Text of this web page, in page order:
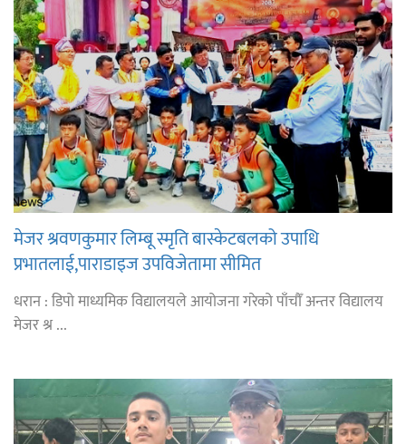
मेजर श्रवणकुमार लिम्बू स्मृति बास्केटबलको उपाधि
प्रभातलाई,पाराडाइज उपविजेतामा सीमित
धरान : डिपो माध्यमिक विद्यालयले आयोजना गरेको पाँचौँ अन्तर विद्यालय
मेजर श्र ...